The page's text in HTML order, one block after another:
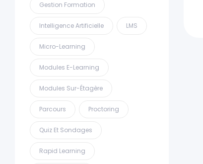
Gestion Formation
Intelligence Artificielle LMS
Micro-Learning
Modules E-Learning
Modules Sur-Étagère
Parcours Proctoring
Quiz Et Sondages
Rapid Learning